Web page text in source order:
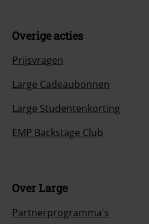
Overige acties
Prijsvragen
Large Cadeaubonnen
Large Studentenkorting
EMP Backstage Club
Over Large
Partnerprogramma's